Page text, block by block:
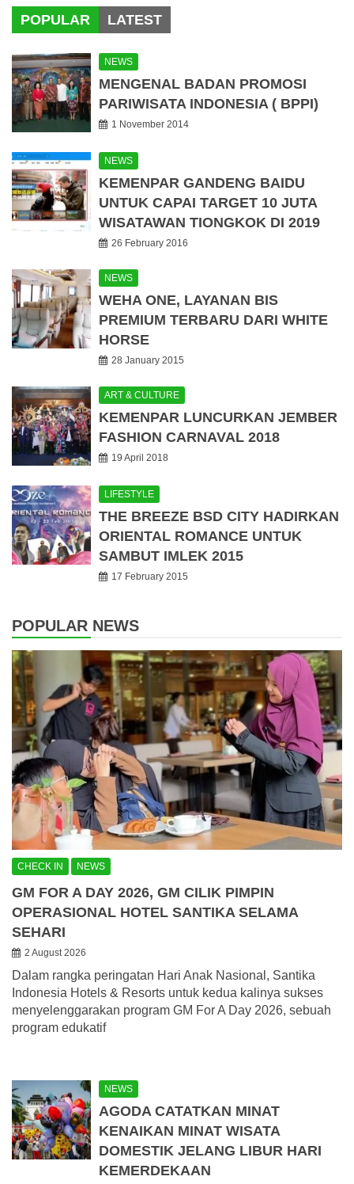
POPULAR LATEST
NEWS
MENGENAL BADAN PROMOSI
PARIWISATA INDONESIA ( BPPI)
1 November 2014
NEWS
KEMENPAR GANDENG BAIDU
UNTUK CAPAI TARGET 10 JUTA
WISATAWAN TIONGKOK DI 2019
26 February 2016
NEWS
WEHA ONE, LAYANAN BIS
PREMIUM TERBARU DARI WHITE
HORSE
28 January 2015
ART & CULTURE
KEMENPAR LUNCURKAN JEMBER
FASHION CARNAVAL 2018
19 April 2018
LIFESTYLE
THE BREEZE BSD CITY HADIRKAN
ORIENTAL ROMANCE UNTUK
SAMBUT IMLEK 2015
17 February 2015
POPULAR NEWS
CHECK IN NEWS
GM FOR A DAY 2026, GM CILIK PIMPIN
OPERASIONAL HOTEL SANTIKA SELAMA
SEHARI
2 August 2026
Dalam rangka peringatan Hari Anak Nasional, Santika
Indonesia Hotels & Resorts untuk kedua kalinya sukses
menyelenggarakan program GM For A Day 2026, sebuah
program edukatif
NEWS
AGODA CATATKAN MINAT
KENAIKAN MINAT WISATA
DOMESTIK JELANG LIBUR HARI
KEMERDEKAAN